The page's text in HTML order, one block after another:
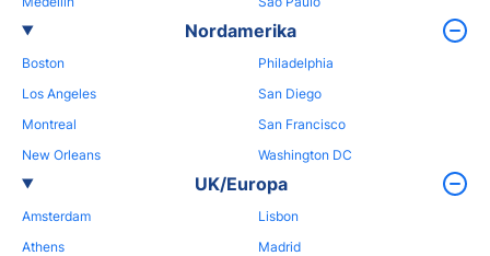
Nordamerika
Boston
Los Angeles
Montreal
New Orleans
Philadelphia
San Diego
San Francisco
Washington DC
UK/Europa
Amsterdam
Athens
Lisbon
Madrid